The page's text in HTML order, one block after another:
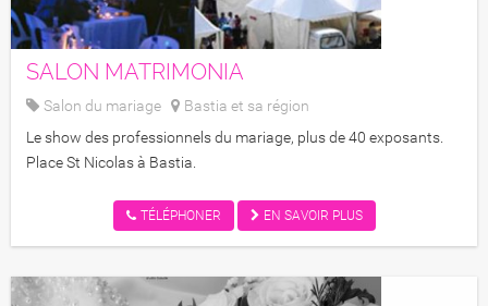
Salon Matrimonia
SALON MATRIMONIA
Salon du mariage
Bastia et sa région
Le show des professionnels du mariage, plus de 40 exposants.
Place St Nicolas à Bastia.
TÉLÉPHONER EN SAVOIR PLUS